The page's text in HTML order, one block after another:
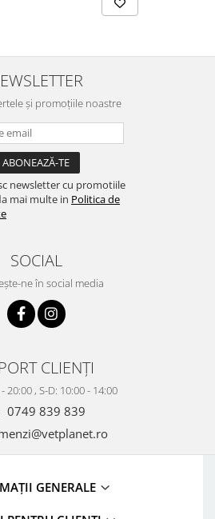
și promoțiile noastre
newsletter cu promotiile
mai multe in Politica de
SOCIAL
ne în social media
CLIENȚI
20:00 , S-D: 10:00 - 14:00
0749 839 839
GENERALE